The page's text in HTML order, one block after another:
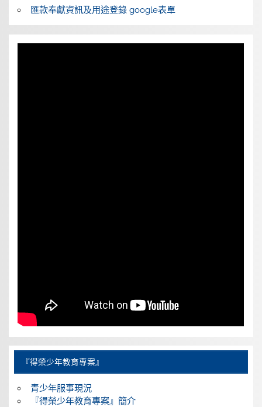
匯款奉獻資訊及用途登錄 google表單
『得榮少年教育專案』
青少年服事現況
『得榮少年教育專案』簡介